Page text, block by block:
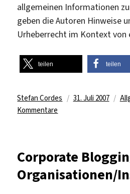
allgemeinen Informationen
geben die Autoren Hinweise
Urheberrecht im Kontext von
teilen teilen
Autor
Stefan Cordes
Veröffentlicht
31. Juli 2007
Kommentare
Corporate
Organisationen/